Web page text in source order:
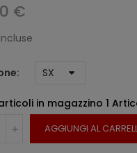
€
in magazzino 1
AGGIUNGI AL